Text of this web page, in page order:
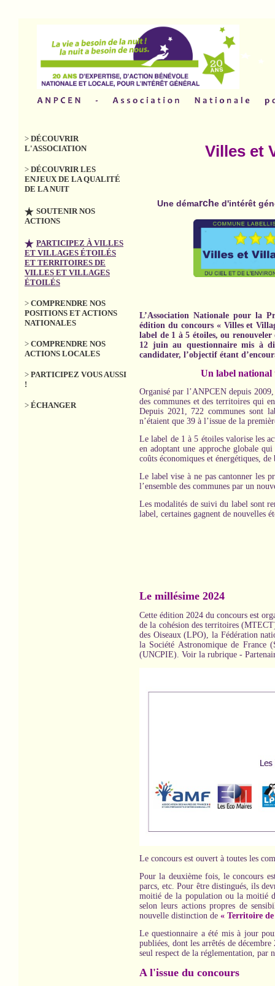
> DÉCOUVRIR
L'ASSOCIATION
> DÉCOUVRIR LES
ENJEUX DE LA QUALITÉ
DE LA NUIT
SOUTENIR NOS
ACTIONS
PARTICIPEZ À VILLES
ET VILLAGES ÉTOILÉS
ET TERRITOIRES DE
VILLES ET VILLAGES
ÉTOILÉS
> COMPRENDRE NOS
POSITIONS ET ACTIONS
NATIONALES
> COMPRENDRE NOS
ACTIONS LOCALES
> PARTICIPEZ VOUS AUSSI
!
> ÉCHANGER
Villes et
Une démarche d'intérêt
L’Association Nationale pour la
édition du concours « Villes et
label de 1 à 5 étoiles, ou
12 juin au questionnaire mis à
candidater, l’objectif étant
Un label national
Organisé par l’ANPCEN depuis
des communes et des territoires qui
Depuis 2021, 722 communes sont
n’étaient que 39 à l’issue de la
Le label de 1 à 5 étoiles valorise les
en adoptant une approche globale
coûts économiques et énergétiques,
Le label vise à ne pas cantonner les
l’ensemble des communes par un
Les modalités de suivi du label sont
label, certaines gagnent de nouvelles
Le millésime 2024
Cette édition 2024 du concours est
de la cohésion des territoires
des Oiseaux (LPO), la Fédération
la Société Astronomique de France
(UNCPIE). Voir la rubrique -
Le concours est ouvert à toutes les
Pour la deuxième fois, le concours
parcs, etc. Pour être distingués, ils
moitié de la population ou la moitié
selon leurs actions propres de
nouvelle distinction de « Territoire de
Le questionnaire a été mis à jour
publiées, dont les arrêtés de
seul respect de la réglementation, par
A l'issue du concours